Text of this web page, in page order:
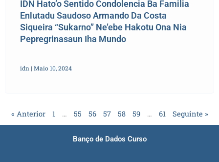
IDN Hato’o Sentido Condolencia Ba Familia
Enlutadu Saudoso Armando Da Costa
Siqueira “Sukarno” Ne’ebe Hakotu Ona Nia
Pepregrinasaun Iha Mundo
idn Maio 10, 2024
« Anterior 1 … 55 56 57 58 59 … 61 Seguinte »
Banço de Dados Curso